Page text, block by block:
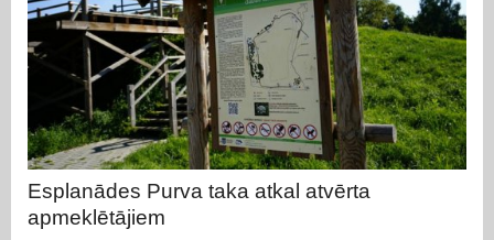
Esplanādes Purva taka atkal atvērta
apmeklētājiem